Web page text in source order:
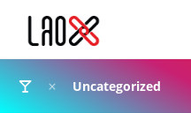
Uncategorized